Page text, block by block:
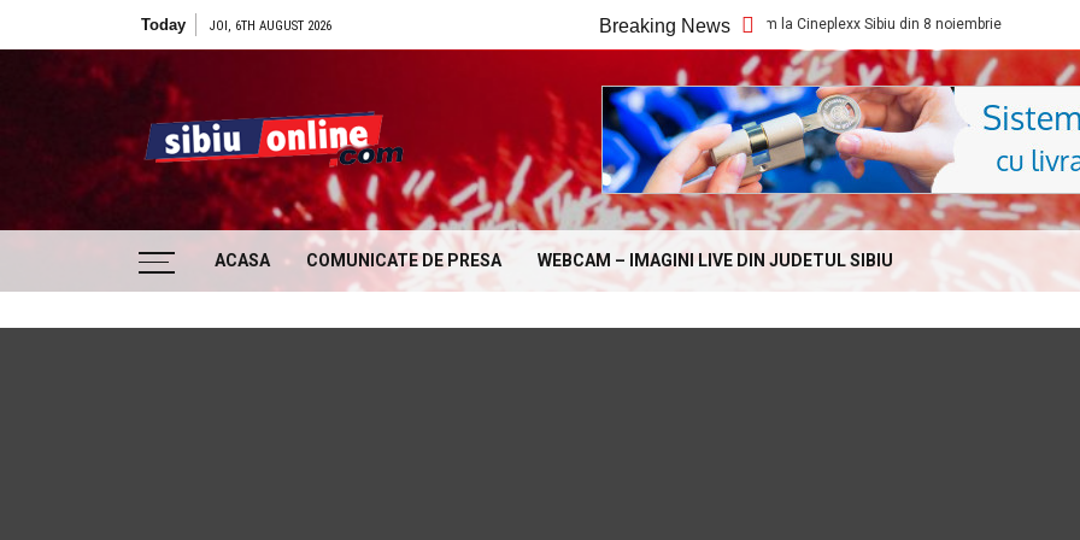
Today JOI, 6TH AUGUST 2026 Breaking News
Ce filme noi vedem la Cineplexx Sibiu din 8 noiembrie Ce
SibiuOnline.com
… locatii si evenimente din Sibiu!!!
ACASA COMUNICATE DE PRESA WEBCAM – IMAGINI LIVE DIN JUDETUL SIBIU